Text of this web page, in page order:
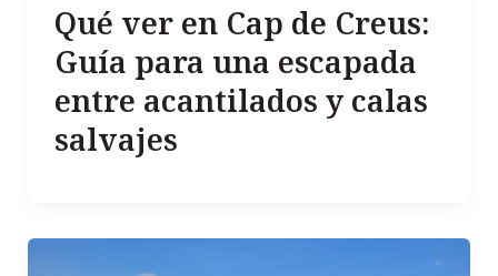
Qué ver en Cap de Creus:
Guía para una escapada
entre acantilados y calas
salvajes